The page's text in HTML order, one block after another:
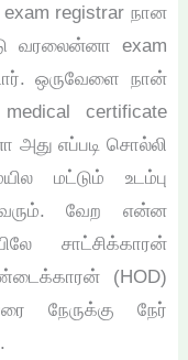
registrar நான
வரலைன்னா exam
ஒருவேளை நான்
certificate
எப்படி சொல்லி
மட்டும் உடம்பு
வரும். வேற என்ன
சாட்சிக்காரன்
(HOD)
நேருக்கு நேர்